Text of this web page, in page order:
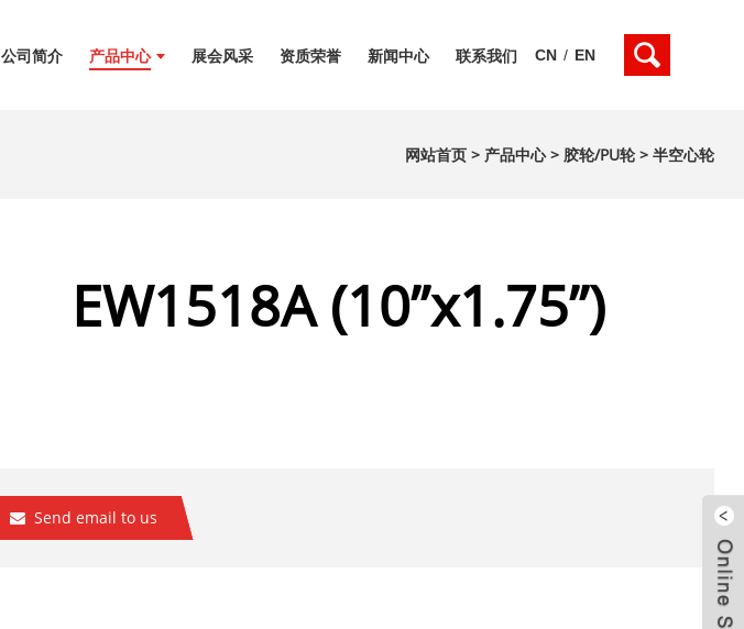
公司简介 产品中心 展会风采 资质荣誉 新闻中心 联系我们 CN / EN
网站首页 > 产品中心> 胶轮/PU轮>半空心轮
EW1518A (10”x1.75”)
Send email to us